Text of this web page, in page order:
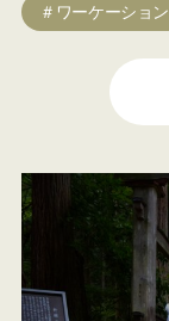
＃ワーケーション